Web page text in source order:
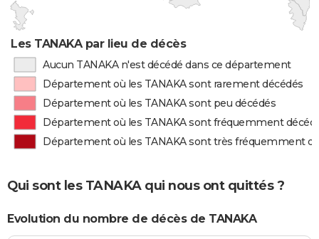
Les TANAKA par lieu de décès
Aucun TANAKA n'est décédé dans ce département
Département où les TANAKA sont rarement décédés
Département où les TANAKA sont peu décédés
Département où les TANAKA sont fréquemment
Département où les TANAKA sont très fréquemment
Qui sont les TANAKA qui nous ont quittés ?
Evolution du nombre de décès de TANAKA